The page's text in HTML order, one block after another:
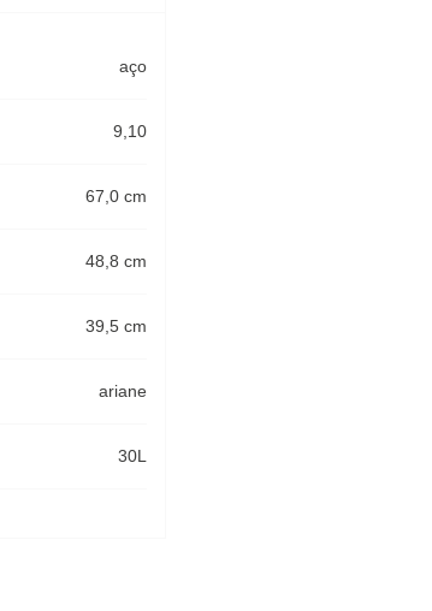
aço
9,10
67,0 cm
48,8 cm
39,5 cm
ariane
30L